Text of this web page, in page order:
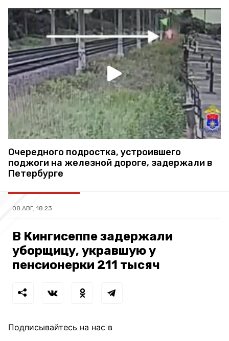
Очередного подростка, устроившего
поджоги на железной дороге, задержали в
Петербурге
08 АВГ, 18:23
В Кингисеппе задержали
уборщицу, укравшую у
пенсионерки 211 тысяч
Подписывайтесь на нас в